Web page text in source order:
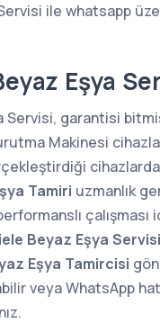
ile whatsapp
Eşya
garantisi
Makinesi
Tamiri uzmanlık
Beyaz Eşya Servisi
Eşya Tamircisi
veya WhatsApp